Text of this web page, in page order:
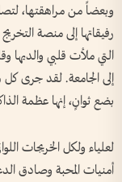
وبعضاً من مراهقتها،
رفيقاتها إلى منصة
التي ملأت قلبي والديها
إلى الجامعة. لقد جرى
بضع ثوانٍ، إنها عظمة
لعلياء ولكل الخريجات
أمنيات المحبة وصادق